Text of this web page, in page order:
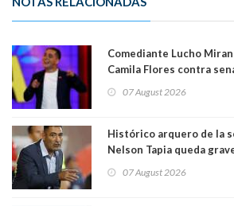
Comediante Lucho
Camila Flores contra
forma de quitar dignidad"
07 August 2026
Histórico arquero de la
Nelson Tapia queda
07 August 2026